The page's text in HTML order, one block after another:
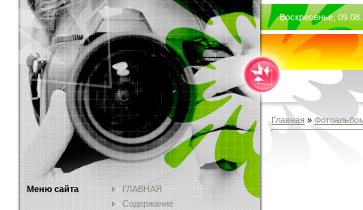
Меню сайта
ГЛАВНАЯ
Содержание
Воскресенье,
Главная »